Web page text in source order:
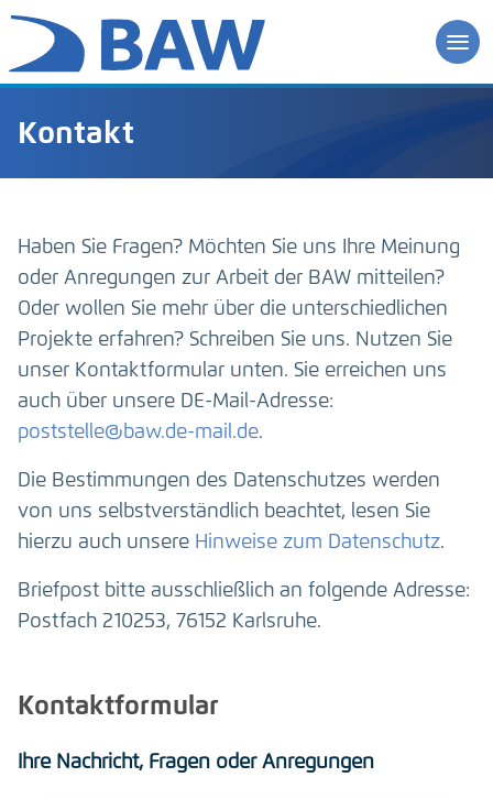
Kontakt
Haben Sie Fragen? Möchten Sie uns Ihre Meinung
oder Anregungen zur Arbeit der BAW mitteilen?
Oder wollen Sie mehr über die unterschiedlichen
Projekte erfahren? Schreiben Sie uns. Nutzen Sie
unser Kontaktformular unten. Sie erreichen uns
auch über unsere DE-Mail-Adresse:
poststelle@baw.de-mail.de.
Die Bestimmungen des Datenschutzes werden
von uns selbstverständlich beachtet, lesen Sie
hierzu auch unsere Hinweise zum Datenschutz.
Briefpost bitte ausschließlich an folgende Adresse:
Postfach 210253, 76152 Karlsruhe.
Kontaktformular
Ihre Nachricht, Fragen oder Anregungen